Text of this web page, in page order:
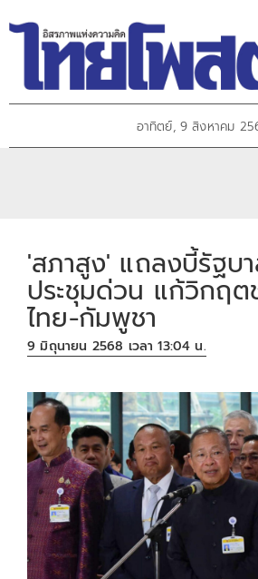
อาทิตย์, 9 สิงหาคม
'สภาสูง' แถลงบี้รัฐบ
ประชุมด่วน แก้วิกฤต
ไทย-กัมพูชา
9 มิถุนายน 2568 เวลา 13:04 น.